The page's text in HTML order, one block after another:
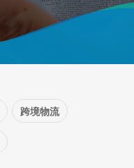
跨境物流